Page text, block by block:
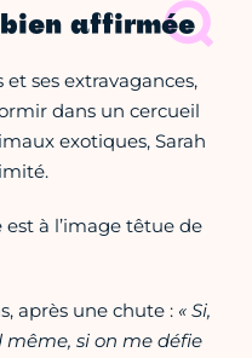
affirmée
et ses extravagances,
dans un cercueil
exotiques, Sarah
à l’image têtue de
après une chute : « Si,
si on me défie